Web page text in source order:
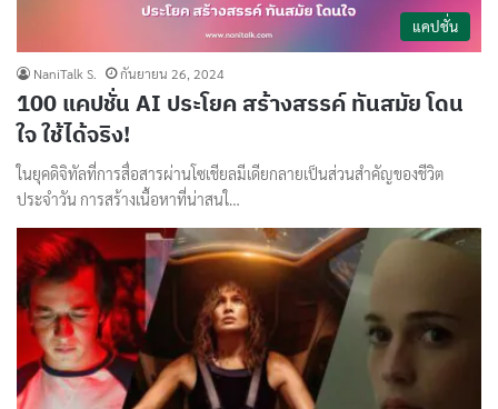
แคปชั่น
NaniTalk S. กันยายน 26, 2024
100 แคปชั่น AI ประโยค สร้างสรรค์ ทันสมัย โดน
ใจ ใช้ได้จริง!
ในยุคดิจิทัลที่การสื่อสารผ่านโซเชียลมีเดียกลายเป็นส่วนสำคัญของชีวิต
ประจำวัน การสร้างเนื้อหาที่น่าสนใ…